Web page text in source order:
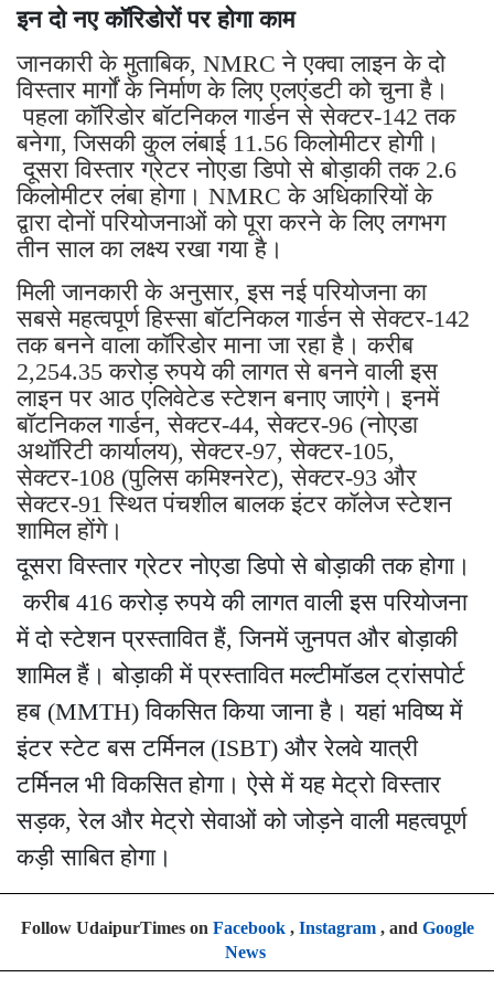
इन दो नए कॉरिडोरों पर होगा काम
जानकारी के मुताबिक, NMRC ने एक्वा लाइन के दो
विस्तार मार्गों के निर्माण के लिए एलएंडटी को चुना है।
पहला कॉरिडोर बॉटनिकल गार्डन से सेक्टर-142 तक
बनेगा, जिसकी कुल लंबाई 11.56 किलोमीटर होगी।
दूसरा विस्तार ग्रेटर नोएडा डिपो से बोड़ाकी तक 2.6
किलोमीटर लंबा होगा। NMRC के अधिकारियों के
द्वारा दोनों परियोजनाओं को पूरा करने के लिए लगभग
तीन साल का लक्ष्य रखा गया है।
मिली जानकारी के अनुसार, इस नई परियोजना का
सबसे महत्वपूर्ण हिस्सा बॉटनिकल गार्डन से सेक्टर-142
तक बनने वाला कॉरिडोर माना जा रहा है। करीब
2,254.35 करोड़ रुपये की लागत से बनने वाली इस
लाइन पर आठ एलिवेटेड स्टेशन बनाए जाएंगे। इनमें
बॉटनिकल गार्डन, सेक्टर-44, सेक्टर-96 (नोएडा
अथॉरिटी कार्यालय), सेक्टर-97, सेक्टर-105,
सेक्टर-108 (पुलिस कमिश्नरेट), सेक्टर-93 और
सेक्टर-91 स्थित पंचशील बालक इंटर कॉलेज स्टेशन
शामिल होंगे।
दूसरा विस्तार ग्रेटर नोएडा डिपो से बोड़ाकी तक होगा।
करीब 416 करोड़ रुपये की लागत वाली इस परियोजना
में दो स्टेशन प्रस्तावित हैं, जिनमें जुनपत और बोड़ाकी
शामिल हैं। बोड़ाकी में प्रस्तावित मल्टीमॉडल ट्रांसपोर्ट
हब (MMTH) विकसित किया जाना है। यहां भविष्य में
इंटर स्टेट बस टर्मिनल (ISBT) और रेलवे यात्री
टर्मिनल भी विकसित होगा। ऐसे में यह मेट्रो विस्तार
सड़क, रेल और मेट्रो सेवाओं को जोड़ने वाली महत्वपूर्ण
कड़ी साबित होगा।
Follow UdaipurTimes on Facebook, Instagram, and Google
News